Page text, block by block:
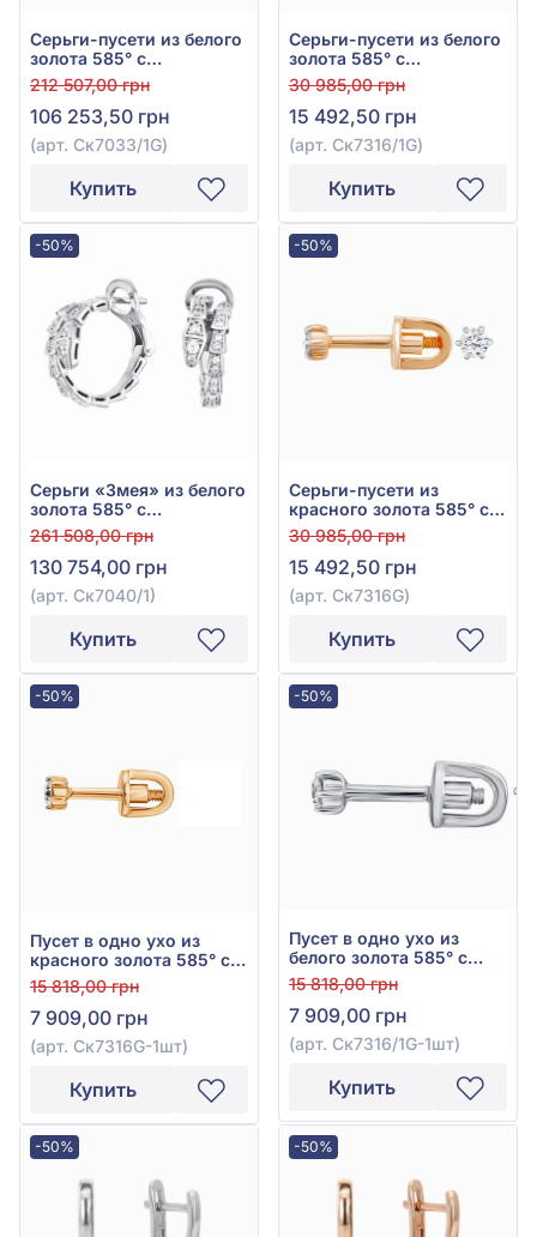
Серьги-пусети из белого
золота 585° с
бриллиантом 0,81ct, арт.
Ск7033/1G
212 507,00 грн
106 253,50 грн
(арт. Ск7033/1G)
Купить
Серьги-пусети из белого
золота 585° с
бриллиантом 0,1ct, арт.
Ск7316/1G
30 985,00 грн
15 492,50 грн
(арт. Ск7316/1G)
Купить
-50%
Серьги «Змея» из белого
золота 585° с
бриллиантом 0,6ct, арт.
Ск7040/1
261 508,00 грн
130 754,00 грн
(арт. Ск7040/1)
Купить
-50%
Серьги-пусети из
красного золота 585° с
бриллиантом 0,1ct, арт.
Ск7316G
30 985,00 грн
15 492,50 грн
(арт. Ск7316G)
Купить
-50%
Пусет в одно ухо из
красного золота 585° с
бриллиантом 0,05ct, арт.
Ск7316G-1шт
15 818,00 грн
7 909,00 грн
(арт. Ск7316G-1шт)
Купить
-50%
Пусет в одно ухо из
белого золота 585° с
бриллиантом 0,05ct, арт.
Ск7316/1G-1шт
15 818,00 грн
7 909,00 грн
(арт. Ск7316/1G-1шт)
Купить
-50% -50%